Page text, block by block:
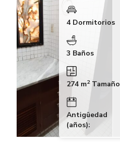
4 Dormitorios
3 Baños
274 m2Tamaño
Antigüedad
(años):